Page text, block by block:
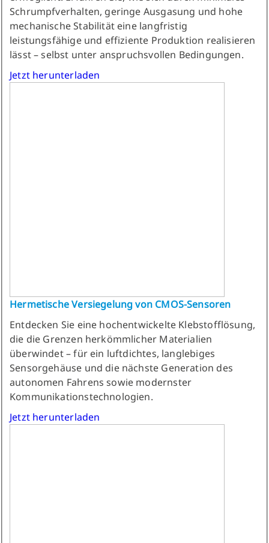
Schrumpfverhalten, geringe Ausgasung und hohe
mechanische Stabilität eine langfristig
leistungsfähige und effiziente Produktion realisieren
lässt – selbst unter anspruchsvollen Bedingungen.
Jetzt herunterladen
Hermetische Versiegelung von CMOS-Sensoren
Entdecken Sie eine hochentwickelte Klebstofflösung,
die die Grenzen herkömmlicher Materialien
überwindet – für ein luftdichtes, langlebiges
Sensorgehäuse und die nächste Generation des
autonomen Fahrens sowie modernster
Kommunikationstechnologien.
Jetzt herunterladen